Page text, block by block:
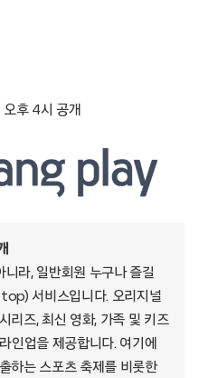
후 4시 공개
라, 일반회원 누구나 즐길
서비스입니다. 오리지널
리즈, 최신 영화, 가족 및 키즈
인업을 제공합니다. 여기에
하는 스포츠 축제를 비롯한